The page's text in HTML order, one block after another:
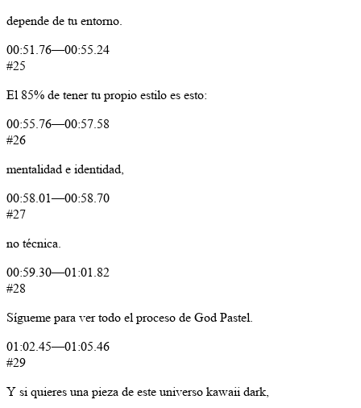
depende de tu entorno.
00:51.76—00:55.24
#25
El 85% de tener tu propio estilo es esto:
00:55.76—00:57.58
#26
mentalidad e identidad,
00:58.01—00:58.70
#27
no técnica.
00:59.30—01:01.82
#28
Sígueme para ver todo el proceso de God Pastel.
01:02.45—01:05.46
#29
Y si quieres una pieza de este universo kawaii dark,